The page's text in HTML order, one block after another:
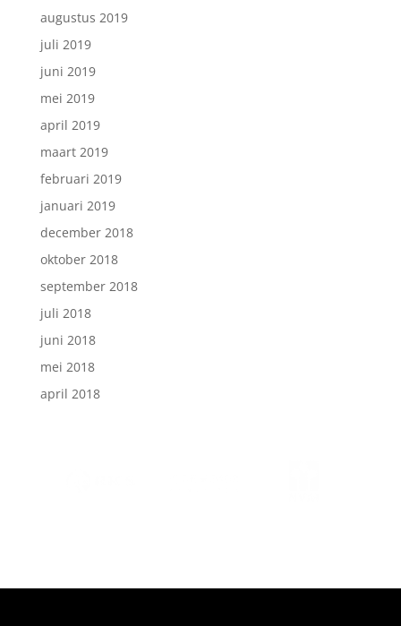
augustus 2019
juli 2019
juni 2019
mei 2019
april 2019
maart 2019
februari 2019
januari 2019
december 2018
oktober 2018
september 2018
juli 2018
juni 2018
mei 2018
april 2018